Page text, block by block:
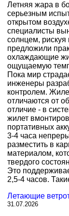
Летняя жара в
серьезным
открытом
специалисты
солнцем,
предложили
охлаждающие
ощущаемую
Пока мир
инженеры
контролем.
отличаются от
отличие - в
жилет
портативных
3-4 часа
разместить в
материалом,
твердого
Это
2,5-4 часов.
Летающие
31.07.2026